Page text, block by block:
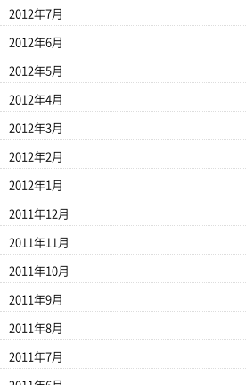
2012年7月
2012年6月
2012年5月
2012年4月
2012年3月
2012年2月
2012年1月
2011年12月
2011年11月
2011年10月
2011年9月
2011年8月
2011年7月